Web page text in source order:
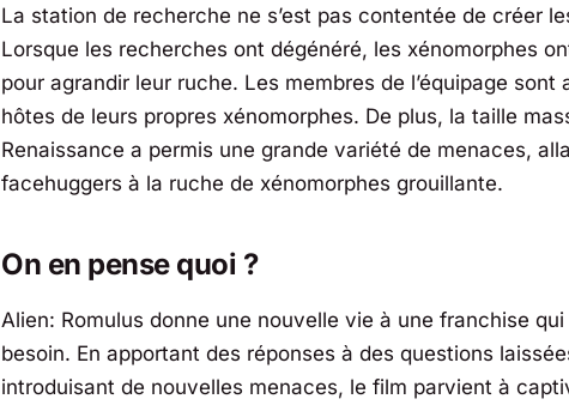
La station de recherche ne s’est pas contentée de créer
Lorsque les recherches ont dégénéré, les xénomorphes
pour agrandir leur ruche. Les membres de l’équipage sont
hôtes de leurs propres xénomorphes. De plus, la taille
Renaissance a permis une grande variété de menaces,
facehuggers à la ruche de xénomorphes grouillante.
On en pense quoi ?
Alien: Romulus donne une nouvelle vie à une franchise
besoin. En apportant des réponses à des questions
introduisant de nouvelles menaces, le film parvient à